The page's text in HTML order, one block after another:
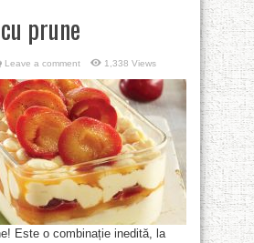
prune
Leave a comment 1,338 Views
Este o combinație inedită, la